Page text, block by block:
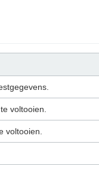
voltooien.
voltooien.